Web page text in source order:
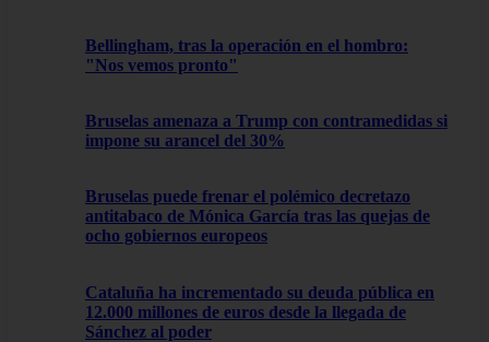
Bellingham, tras la operación en el hombro:
"Nos vemos pronto"
Bruselas amenaza a Trump con contramedidas si
impone su arancel del 30%
Bruselas puede frenar el polémico decretazo
antitabaco de Mónica García tras las quejas de
ocho gobiernos europeos
Cataluña ha incrementado su deuda pública en
12.000 millones de euros desde la llegada de
Sánchez al poder